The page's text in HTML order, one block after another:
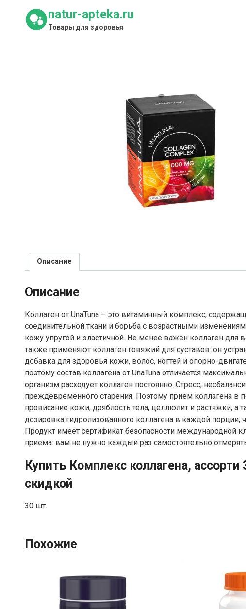
содержимому
natur-apteka.ru
Товары для здоровья
Описание
Описание
Коллаген от UnaTuna – это витаминный комплекс,
соединительной ткани и борьба с возрастными
кожу упругой и эластичной. Не менее важен коллаген для
также применяют коллаген говяжий для суставов: он
добавка для здоровья кожи, волос, ногтей и опорно-
поэтому состав коллагена от UnaTuna отличается
организм расходует коллаген постоянно. Стресс,
преждевременного старения. Поэтому прием коллагена
провисание кожи, дряблость тела, целлюлит и растяжки, а
дозировка гидролизованного коллагена в каждой порции,
Продукт имеет сертификат безопасности международной
приёма: вам не нужно каждый раз самостоятельно
Купить Комплекс коллагена,
скидкой
30 шт.
Похожие